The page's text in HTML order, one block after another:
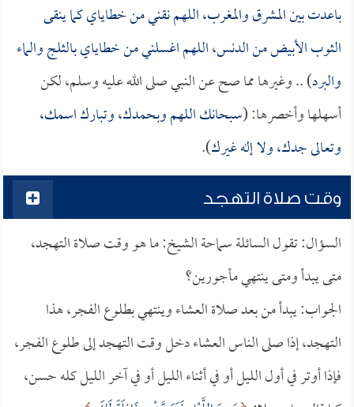
باعدت بين المشرق والمغرب، اللهم نقني من خطاياي كما ينقى
الثوب الأبيض من الدنس، اللهم اغسلني من خطاياي بالثلج والماء
والبرد) .. وغيرها مما صح عن النبي صلى الله عليه وسلم، لكن
أسهلها وأخصرها: (سبحانك اللهم وبحمدك، وتبارك اسمك،
وتعالى جدك، ولا إله غيرك).
وقت صلاة التهجد
السؤال: تقول السائلة سماحة الشيخ: ما هو وقت صلاة التهجد،
متى يبدأ ومتى ينتهي مأجورين؟
الجواب: يبدأ من بعد صلاة العشاء وينتهي بطلوع الفجر، هذا
التهجد، إذا صلى الناس العشاء دخل وقت التهجد إلى طلوع الفجر،
فإذا أوتر في أول الليل أو في أثناء الليل أو في آخر الليل كله حسن،